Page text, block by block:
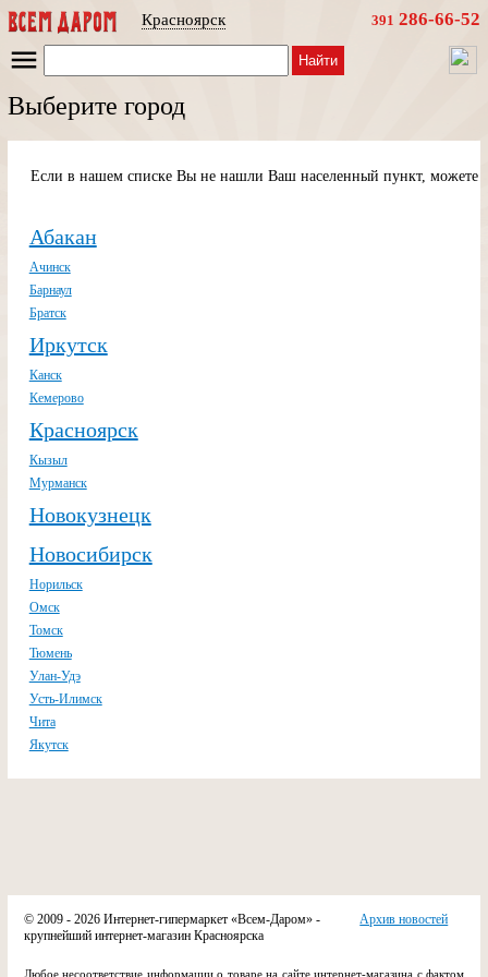
Красноярск 391 286-66-52
Найти
Выберите город
Если в нашем списке Вы не нашли Ваш населенный пункт, можете
Абакан
Ачинск
Барнаул
Братск
Иркутск
Канск
Кемерово
Красноярск
Кызыл
Мурманск
Новокузнецк
Новосибирск
Норильск
Омск
Томск
Тюмень
Улан-Удэ
Усть-Илимск
Чита
Якутск
Архив новостей
© 2009 - 2026 Интернет-гипермаркет «Всем-Даром» -
крупнейший интернет-магазин Красноярска
Любое несоответствие информации о товаре на сайте интернет-магазина с фактом